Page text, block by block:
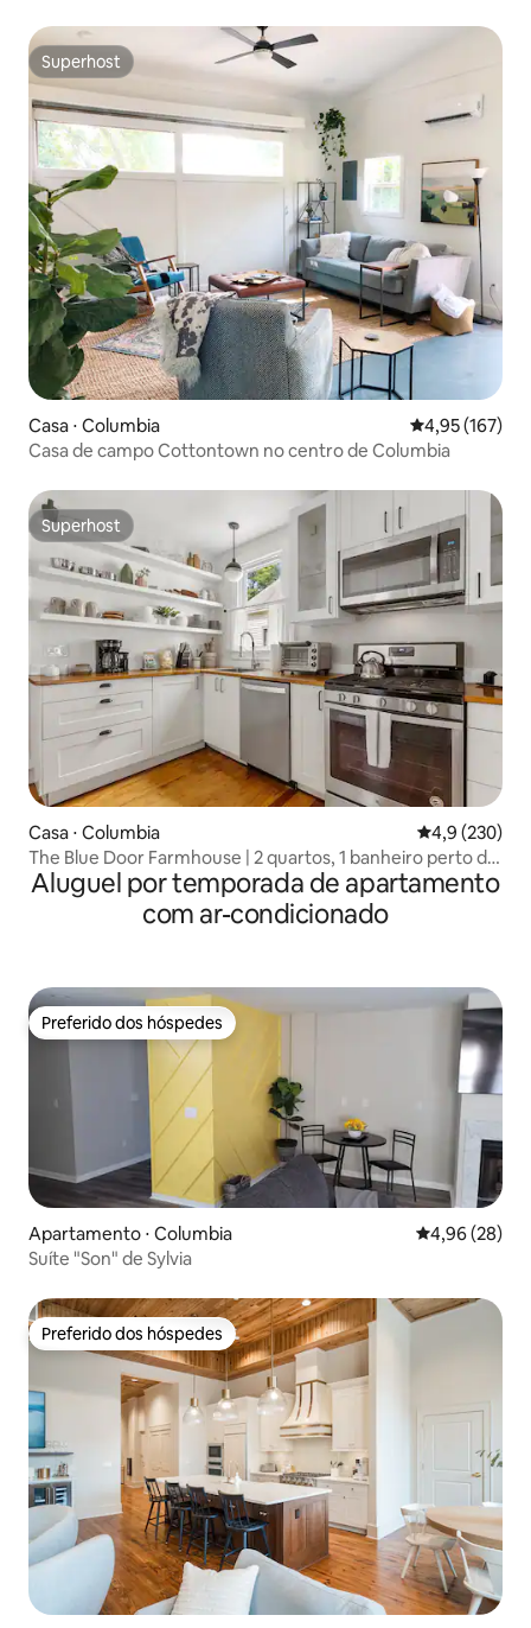
Superhost
Superhost
Casa ⋅ Columbia 4,95 de uma
4,95 (167)
Casa de campo Cottontown no centro de Columbia
Superhost
Superhost
Casa ⋅ Columbia 4,9 de uma
4,9 (230)
The Blue Door Farmhouse | 2 quartos, 1 banheiro perto de
DT Cola
Aluguel por temporada de apartamento
com ar-condicionado
Preferido dos hóspedes
Preferido dos hóspedes
Apartamento ⋅ Columbia 4,96 de uma
4,96 (28)
Suíte "Son" de Sylvia
Preferido dos hóspedes
Preferido dos hóspedes